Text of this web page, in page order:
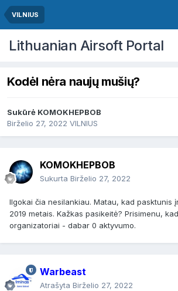
VILNIUS
Lithuanian Airsoft Portal
Kodėl nėra naujų mušių?
Sukūrė KOMOKHEPBOB
Birželio 27, 2022 VILNIUS
KOMOKHEPBOB
Sukurta Birželio 27, 2022
Ilgokai čia nesilankiau. Matau, kad pasktunis
2019 metais. Kažkas pasikeitė? Prisimenu,
organizatoriai - dabar 0 aktyvumo.
Warbeast
Atrašyta Birželio 27, 2022